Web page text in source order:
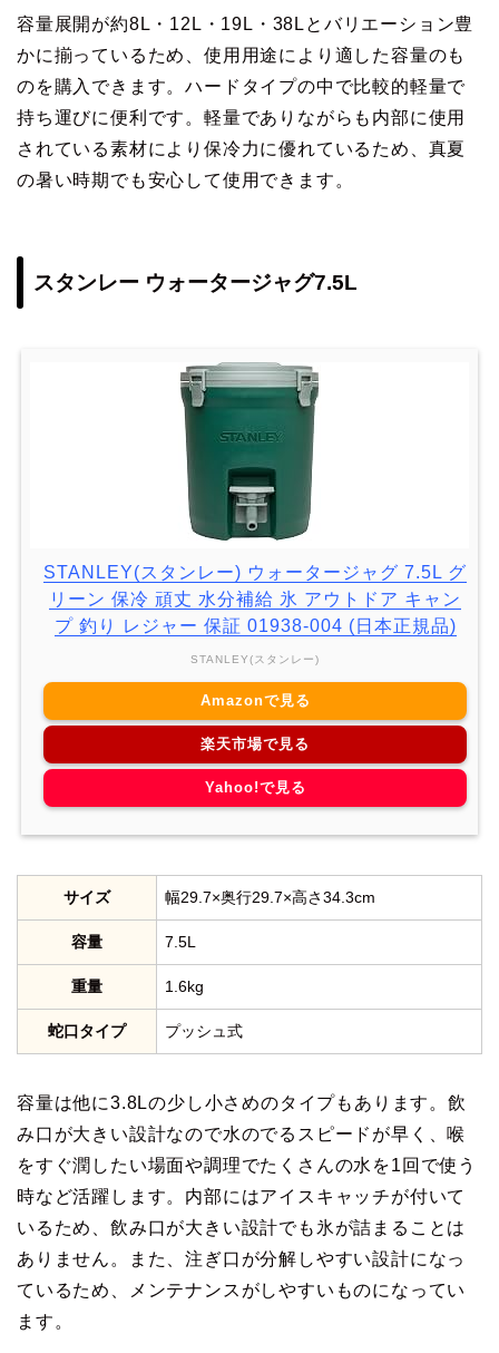
容量展開が約8L・12L・19L・38Lとバリエーション豊
かに揃っているため、使用用途により適した容量のも
のを購入できます。ハードタイプの中で比較的軽量で
持ち運びに便利です。軽量でありながらも内部に使用
されている素材により保冷力に優れているため、真夏
の暑い時期でも安心して使用できます。
スタンレー ウォータージャグ7.5L
STANLEY(スタンレー) ウォータージャグ 7.5L グ
リーン 保冷 頑丈 水分補給 氷 アウトドア キャン
プ 釣り レジャー 保証 01938-004 (日本正規品)
STANLEY(スタンレー)
Amazonで見る
楽天市場で見る
Yahoo!で見る
サイズ 幅29.7×奥行29.7×高さ34.3cm
容量 7.5L
重量 1.6kg
蛇口タイプ プッシュ式
容量は他に3.8Lの少し小さめのタイプもあります。飲
み口が大きい設計なので水のでるスピードが早く、喉
をすぐ潤したい場面や調理でたくさんの水を1回で使う
時など活躍します。内部にはアイスキャッチが付いて
いるため、飲み口が大きい設計でも氷が詰まることは
ありません。また、注ぎ口が分解しやすい設計になっ
ているため、メンテナンスがしやすいものになってい
ます。